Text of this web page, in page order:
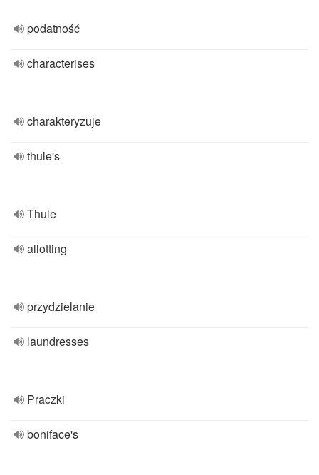
podatność
characterises
charakteryzuje
thule's
Thule
allotting
przydzielanie
laundresses
Praczki
boniface's